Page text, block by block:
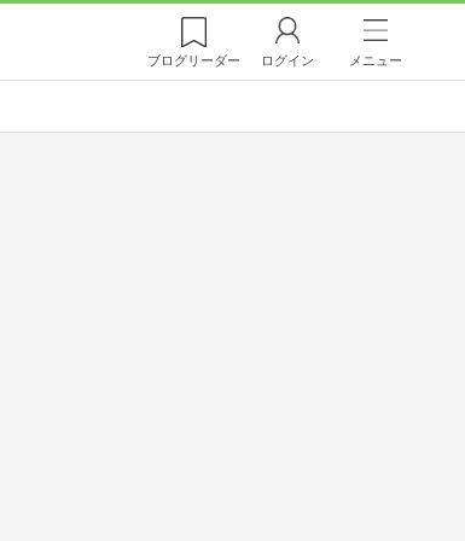
ブログリーダー ログイン メニュー